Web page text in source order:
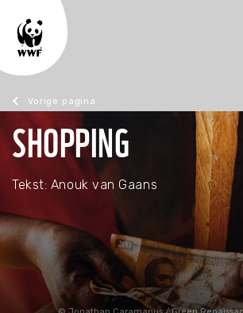
SHOPPING
Tekst: Anouk van Gaans